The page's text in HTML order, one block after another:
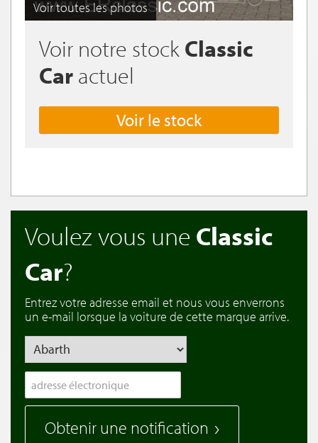
Voir toutes les photos
Voir notre stock Classic
Car actuel
Voir le stock
Voulez vous une Classic
Car?
Entrez votre adresse email et nous vous enverrons
un e-mail lorsque la voiture de cette marque arrive.
Obtenir une notification